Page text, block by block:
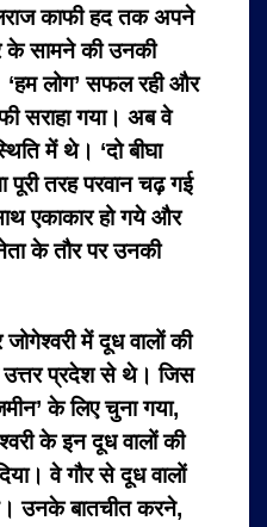
काफी हद तक अपने
सामने की उनकी
लोग’ सफल रही और
सराहा गया। अब वे
में थे। ‘दो बीघा
पूरी तरह परवान चढ़ गई
एकाकार हो गये और
के तौर पर उनकी
में दूध वालों की
प्रदेश से थे। जिस
के लिए चुना गया,
के इन दूध वालों की
वे गौर से दूध वालों
उनके बातचीत करने,